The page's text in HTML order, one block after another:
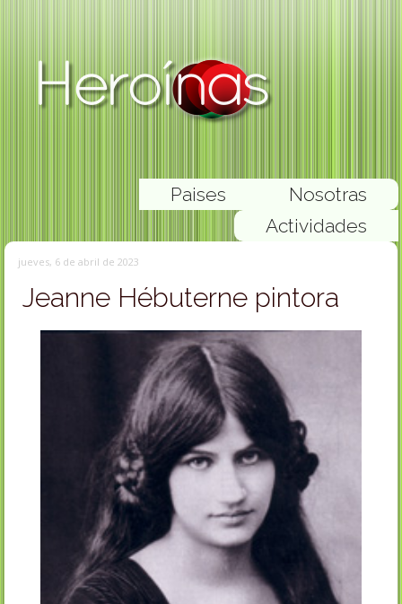
Nosotras
Paises
Actividades
jueves, 6 de abril de 2023
Jeanne Hébuterne pintora